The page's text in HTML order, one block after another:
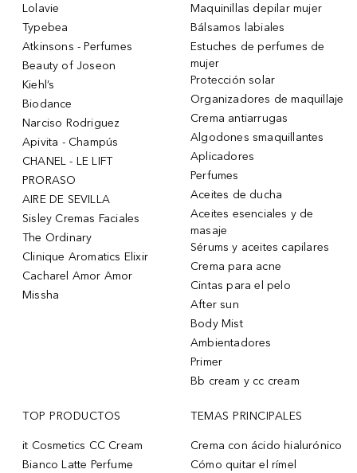
Lolavie
Typebea
Atkinsons - Perfumes
Beauty of Joseon
Kiehl’s
Biodance
Narciso Rodriguez
Apivita - Champús
CHANEL - LE LIFT
PRORASO
AIRE DE SEVILLA
Sisley Cremas Faciales
The Ordinary
Clinique Aromatics Elixir
Cacharel Amor Amor
Missha
Maquinillas depilar mujer
Bálsamos labiales
Estuches de perfumes de
mujer
Protección solar
Organizadores de maquillaje
Crema antiarrugas
Algodones smaquillantes
Aplicadores
Perfumes
Aceites de ducha
Aceites esenciales y de
masaje
Sérums y aceites capilares
Crema para acne
Cintas para el pelo
After sun
Body Mist
Ambientadores
Primer
Bb cream y cc cream
TOP PRODUCTOS
it Cosmetics CC Cream
Bianco Latte Perfume
TEMAS PRINCIPALES
Crema con ácido hialurónico
Cómo quitar el rímel